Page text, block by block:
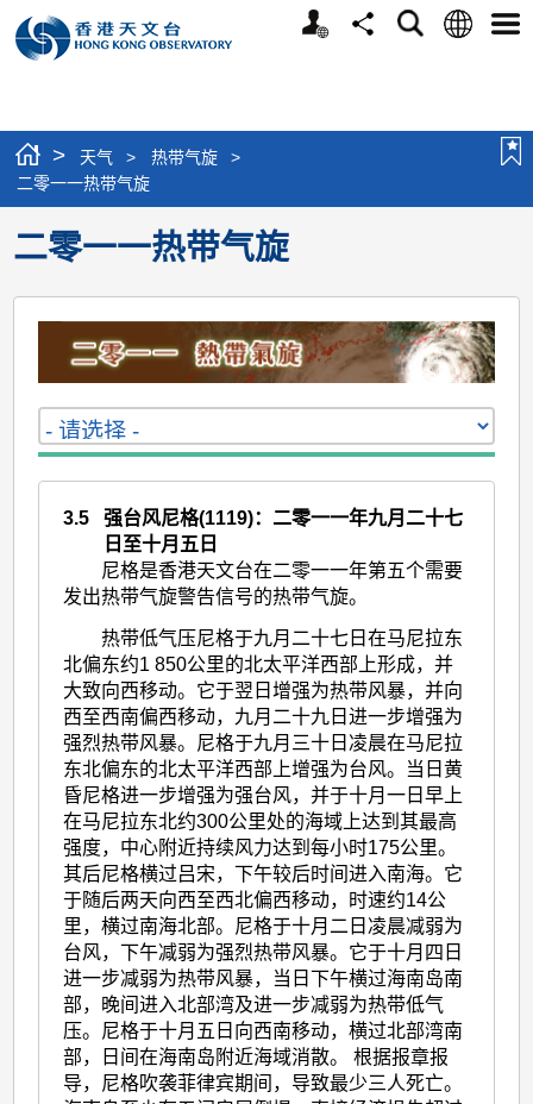
个
分
搜
语
选
> 天气 > 热带气旋
>
二零一一热带气旋
二零一一热带气旋
3.5
强台风尼格(1119)：二零一一年九月二十七
日至十月五日
尼格是香港天文台在二零一一年第五个需要
发出热带气旋警告信号的热带气旋。
热带低气压尼格于九月二十七日在马尼拉东
北偏东约1 850公里的北太平洋西部上形成，并
大致向西移动。它于翌日增强为热带风暴，并向
西至西南偏西移动，九月二十九日进一步增强为
强烈热带风暴。尼格于九月三十日凌晨在马尼拉
东北偏东的北太平洋西部上增强为台风。当日黄
昏尼格进一步增强为强台风，并于十月一日早上
在马尼拉东北约300公里处的海域上达到其最高
强度，中心附近持续风力达到每小时175公里。
其后尼格横过吕宋，下午较后时间进入南海。它
于随后两天向西至西北偏西移动，时速约14公
里，横过南海北部。尼格于十月二日凌晨减弱为
台风，下午减弱为强烈热带风暴。它于十月四日
进一步减弱为热带风暴，当日下午横过海南岛南
部，晚间进入北部湾及进一步减弱为热带低气
压。尼格于十月五日向西南移动，横过北部湾南
部，日间在海南岛附近海域消散。 根据报章报
导，尼格吹袭菲律宾期间，导致最少三人死亡。